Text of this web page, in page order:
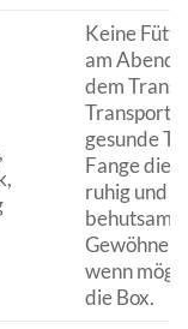
Keine
am Abend
dem
gesunde
Fange die
ruhig und
behutsam
Gewöhne
wenn
die Box.